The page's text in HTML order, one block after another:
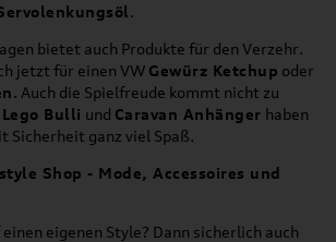
.
bietet auch Produkte für den Verzehr.
jetzt für einen VW Gewürz Ketchup oder
. Auch die Spielfreude kommt nicht zu
Bulli und Caravan Anhänger haben
Sicherheit ganz viel Spaß.
Shop - Mode, Accessoires und
eigenen Style? Dann sicherlich auch